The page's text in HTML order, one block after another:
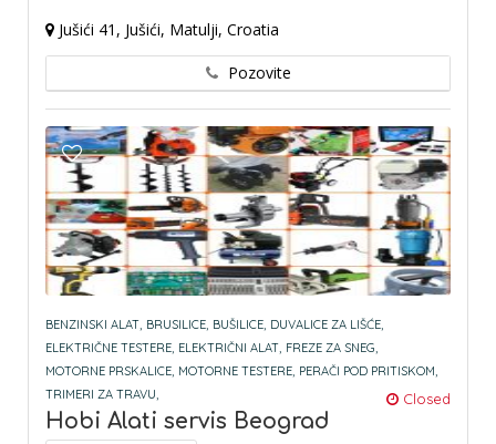
Jušići 41, Jušići, Matulji, Croatia
Pozovite
BENZINSKI ALAT, BRUSILICE, BUŠILICE, DUVALICE ZA LIŠĆE,
ELEKTRIČNE TESTERE, ELEKTRIČNI ALAT, FREZE ZA SNEG,
MOTORNE PRSKALICE, MOTORNE TESTERE, PERAČI POD PRITISKOM,
TRIMERI ZA TRAVU,
Closed
Hobi Alati servis Beograd